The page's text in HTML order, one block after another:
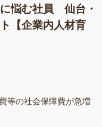
悩む社員 仙台・
【企業内人材育
等の社会保障費が急増